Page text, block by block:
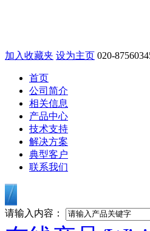
加入收藏夹 设为主页 020-
首页
公司简介
相关信息
产品中心
技术支持
解决方案
典型客户
联系我们
请输入内容：